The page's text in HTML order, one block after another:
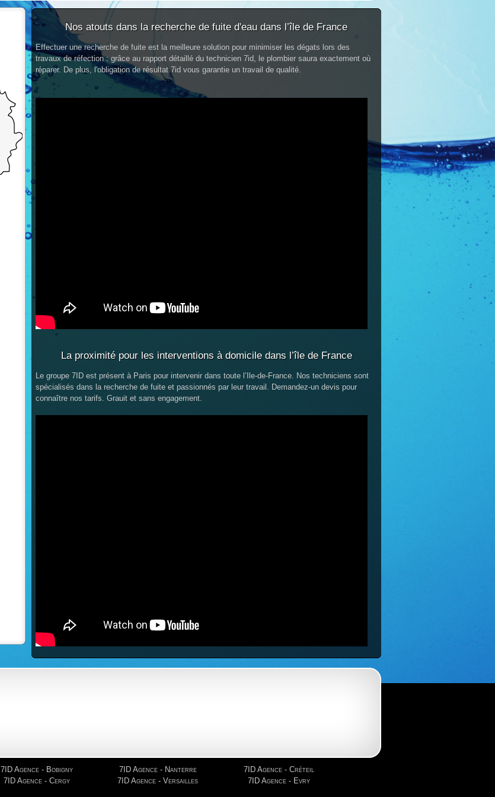
Nos atouts dans la recherche de fuite d'eau dans l’île de France
Effectuer une recherche de fuite est la meilleure solution pour minimiser les dégats lors des
travaux de réfection : grâce au rapport détaillé du technicien 7id, le plombier saura exactement où
réparer. De plus, l'obligation de résultat 7id vous garantie un travail de qualité.
La proximité pour les interventions à domicile dans l’île de France
Le groupe 7ID est présent à Paris pour intervenir dans toute l’Ile-de-France. Nos techniciens sont
spécialisés dans la recherche de fuite et passionnés par leur travail. Demandez-un devis pour
connaître nos tarifs. Grauit et sans engagement.
7ID est agréée r votre assurance
7ID Agence - Bobigny 7ID Agence - Nanterre
7ID Agence - Créteil
7ID Agence - Cergy 7ID Agence - Versailles 7ID Agence - Evry